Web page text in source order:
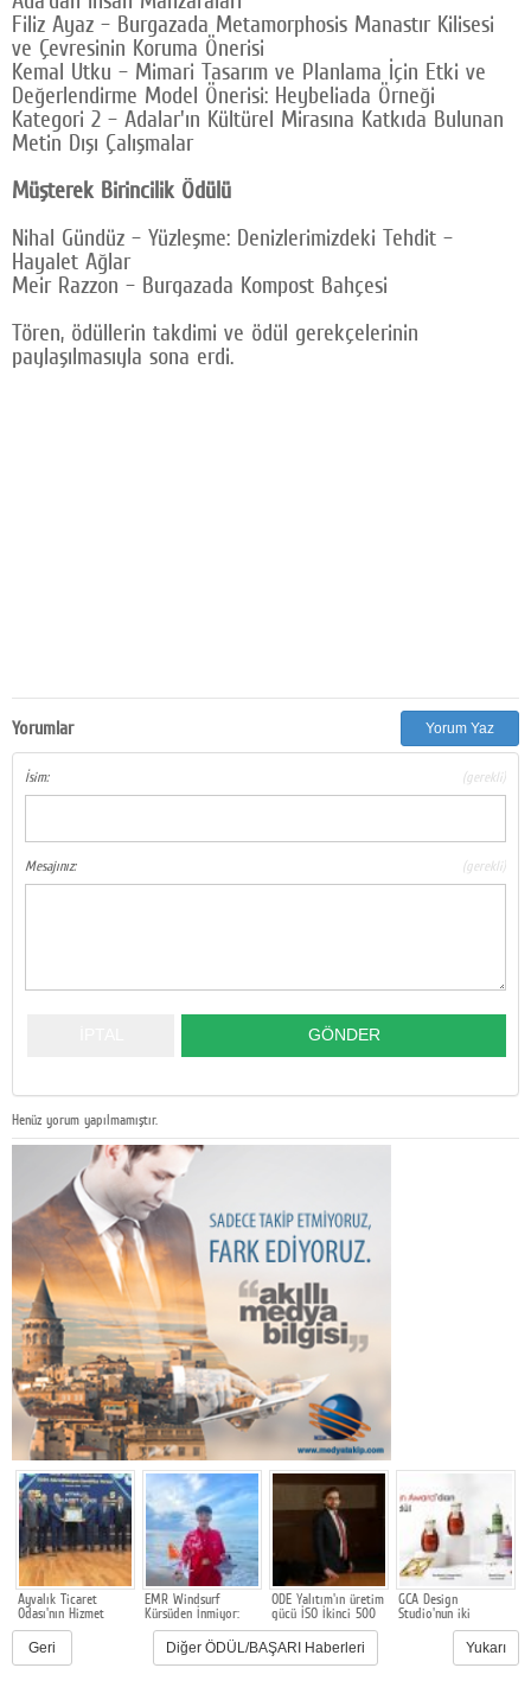
Filiz Ayaz – Burgazada Metamorphosis Manastır Kilisesi
ve Çevresinin Koruma Önerisi
Kemal Utku – Mimari Tasarım ve Planlama İçin Etki ve
Değerlendirme Model Önerisi: Heybeliada Örneği
Kategori 2 – Adalar'ın Kültürel Mirasına Katkıda Bulunan
Metin Dışı Çalışmalar
Müşterek Birincilik Ödülü
Nihal Gündüz – Yüzleşme: Denizlerimizdeki Tehdit –
Hayalet Ağlar
Meir Razzon – Burgazada Kompost Bahçesi
Tören, ödüllerin takdimi ve ödül gerekçelerinin
paylaşılmasıyla sona erdi.
Yorumlar Yorum Yaz
İsim: (gerekli)
Mesajınız: (gerekli)
Henüz yorum yapılmamıştır.
Ayvalık Ticaret
Odası'nın Hizmet
Kalitesi 4. Kez
Tescillendi
EMR Windsurf
Kürsüden İnmiyor:
Berk Pala Avrupa
ikincisi
ODE Yalıtım'ın üretim
gücü İSO İkinci 500
Listesinde tescillendi
GCA Design
Studio'nun iki
uluslararası ödül
Geri
Diğer ÖDÜL/BAŞARI Haberleri Yukarı